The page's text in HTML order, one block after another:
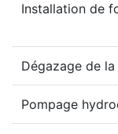
Installation de
Dégazage de
Pompage